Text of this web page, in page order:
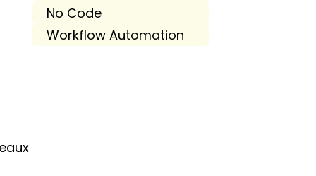
No Code
Workflow Automation